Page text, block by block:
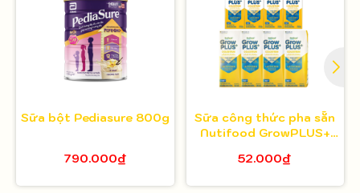
Sữa bột Pediasure 800g
790.000₫
Sữa công thức pha sẵn
Nutifood GrowPLUS+
52.000₫